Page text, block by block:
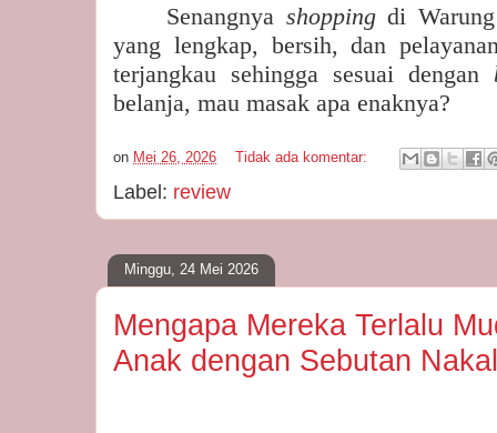
Senangnya shoppingdi
yang lengkap, bersih, dan
terjangkau sehingga sesuai dengan
belanja, mau masak apa enaknya?
on Mei 26, 2026 Tidak ada komentar:
Label: review
Minggu, 24 Mei 2026
Mengapa Mereka Terlalu
Anak dengan Sebutan